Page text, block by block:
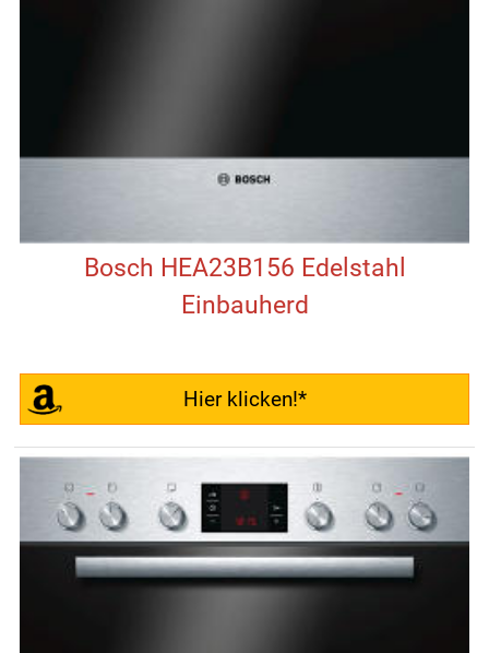
Bosch HEA23B156 Edelstahl
Einbauherd
Hier klicken!*